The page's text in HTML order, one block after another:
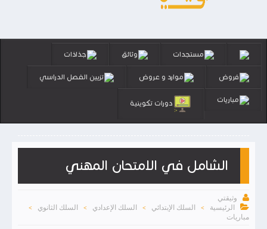
مستجدات وثائق جذاذات
فروض موارد و عروض تزيين الفصل الدراسي
مباريات دورات تكوينية
الشامل في الامتحان المهني

وثيقتي

الرئيسية > السلك الإبتدائي > السلك الإعدادي > السلك الثانوي >
مباريات